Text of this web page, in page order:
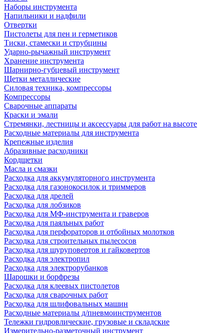
Наборы инструмента
Напильники и надфили
Отвертки
Пистолеты для пен и герметиков
Тиски, стамески и струбцины
Ударно-рычажный инструмент
Хранение инструмента
Шарнирно-губцевый инструмент
Щетки металлические
Силовая техника, компрессоры
Компрессоры
Сварочные аппараты
Краски и эмали
Стремянки, лестницы и аксессуары для работ на высоте
Расходные материалы для инструмента
Крепежные изделия
Абразивные расходники
Кордщетки
Масла и смазки
Расходка для аккумуляторного инструмента
Расходка для газонокосилок и триммеров
Расходка для дрелей
Расходка для лобзиков
Расходка для МФ-инструмента и граверов
Расходка для паяльных работ
Расходка для перфораторов и отбойных молотков
Расходка для строительных пылесоcов
Расходка для шуруповертов и гайковертов
Расходка для электропил
Расходка для электрорубанков
Шарошки и борфрезы
Расходка для клеевых пистолетов
Расходка для сварочных работ
Расходка для шлифовальных машин
Расходные материалы д/пневмоинструментов
Тележки гидровлические, грузовые и складские
Измерительно-разметочный инструмент